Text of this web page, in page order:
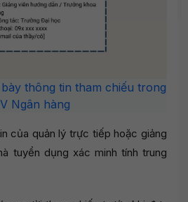
thông tin tham chiếu trong
Ngân hàng
của quản lý trực tiếp hoặc giảng
tuyển dụng xác minh tính trung